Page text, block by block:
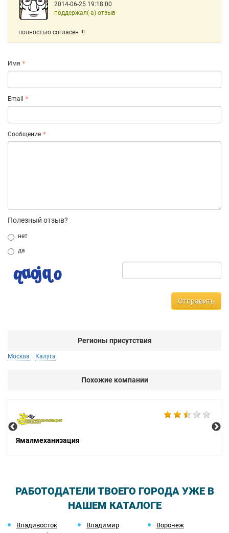
2014-06-25 19:18:00
поддержал(-а) отзыв
полностью согласен !!!
Имя
Email
Сообщение
Полезный отзыв?
нет
да
Отправить
Регионы присутствия
Москва Калуга
Похожие компании
Ямалмеханизация
РАБОТОДАТЕЛИ ТВОЕГО ГОРОДА УЖЕ В
НАШЕМ КАТАЛОГЕ
Владивосток Владимир
Воронеж